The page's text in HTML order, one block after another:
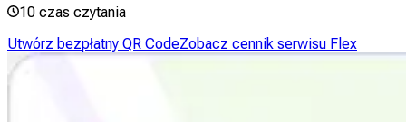
10 czas czytania
Utwórz bezpłatny QR CodeZobacz cennik serwisu Flex